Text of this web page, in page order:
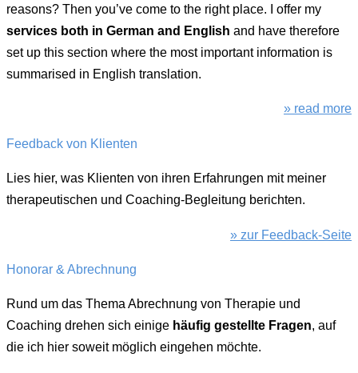
reasons? Then you’ve come to the right place. I offer my
services both in German and English and have therefore
set up this section where the most important information is
summarised in English translation.
» read more
Feedback von Klienten
Lies hier, was Klienten von ihren Erfahrungen mit meiner
therapeutischen und Coaching-Begleitung berichten.
» zur Feedback-Seite
Honorar & Abrechnung
Rund um das Thema Abrechnung von Therapie und
Coaching drehen sich einige häufig gestellte Fragen, auf
die ich hier soweit möglich eingehen möchte.